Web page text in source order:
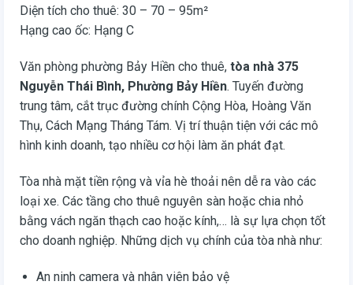
Diện tích cho thuê: 30 – 70 – 95m²
Hạng cao ốc: Hạng C
Văn phòng phường Bảy Hiền cho thuê, tòa nhà 375
Nguyễn Thái Bình, Phường Bảy Hiền. Tuyến đường
trung tâm, cắt trục đường chính Cộng Hòa, Hoàng Văn
Thụ, Cách Mạng Tháng Tám. Vị trí thuận tiện với các mô
hình kinh doanh, tạo nhiều cơ hội làm ăn phát đạt.
Tòa nhà mặt tiền rộng và vỉa hè thoải nên dễ ra vào các
loại xe. Các tầng cho thuê nguyên sàn hoặc chia nhỏ
bằng vách ngăn thạch cao hoặc kính,… là sự lựa chọn tốt
cho doanh nghiệp. Những dịch vụ chính của tòa nhà như:
An ninh camera và nhân viên bảo vệ